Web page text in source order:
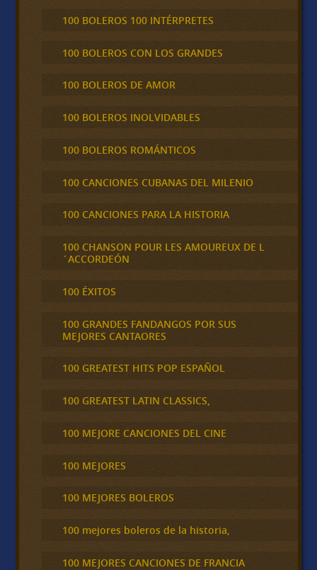
100 BOLEROS 100 INTÉRPRETES
100 BOLEROS CON LOS GRANDES
100 BOLEROS DE AMOR
100 BOLEROS INOLVIDABLES
100 BOLEROS ROMÁNTICOS
100 CANCIONES CUBANAS DEL MILENIO
100 CANCIONES PARA LA HISTORIA
100 CHANSON POUR LES AMOUREUX DE L
´ACCORDEÓN
100 ÉXITOS
100 GRANDES FANDANGOS POR SUS
MEJORES CANTAORES
100 GREATEST HITS POP ESPAÑOL
100 GREATEST LATIN CLASSICS,
100 MEJORE CANCIONES DEL CINE
100 MEJORES
100 MEJORES BOLEROS
100 mejores boleros de la historia,
100 MEJORES CANCIONES DE FRANCIA